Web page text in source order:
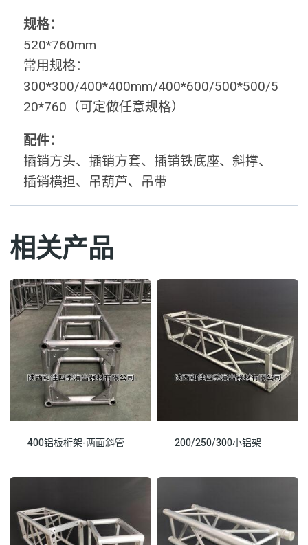
规格：
520*760mm
常用规格：
300*300/400*400mm/400*600/500*500/5
20*760（可定做任意规格）
配件：
插销方头、插销方套、插销铁底座、斜撑、
插销横担、吊葫芦、吊带
相关产品
400铝板桁架-两面斜管 200/250/300小铝架